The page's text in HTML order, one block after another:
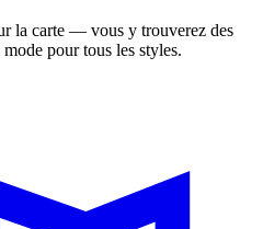
la carte — vous y trouverez des
pour tous les styles.